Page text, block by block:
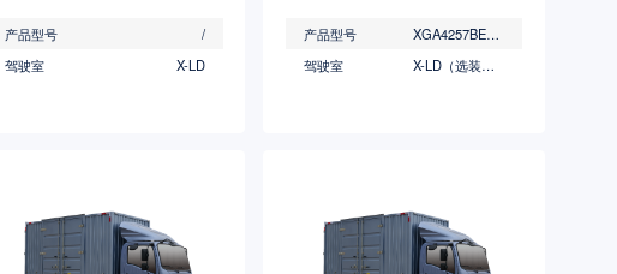
产品型号
/
驾驶室
X-LD
产品型号
XGA4257BEVWC2/XGA4258BEVWC2
驾驶室
X-LD（选装顶导流罩）